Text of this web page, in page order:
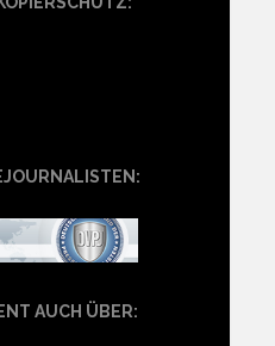
AUCH ÜBER: